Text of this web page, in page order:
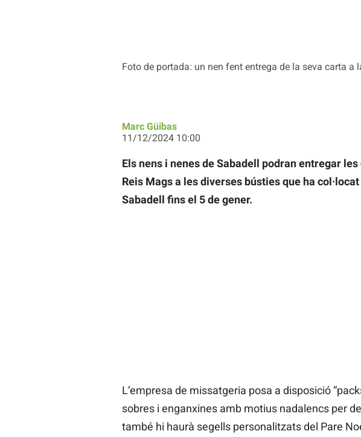
Foto de portada: un nen fent entrega de la seva carta a
Marc Güibas
11/12/2024 10:00
Els nens i nenes de Sabadell podran entregar
Reis Mags a les diverses bústies que ha
Sabadell fins el 5 de gener.
L’empresa de missatgeria posa a disposició
sobres i enganxines amb motius nadalencs per
també hi haurà segells personalitzats del Pare